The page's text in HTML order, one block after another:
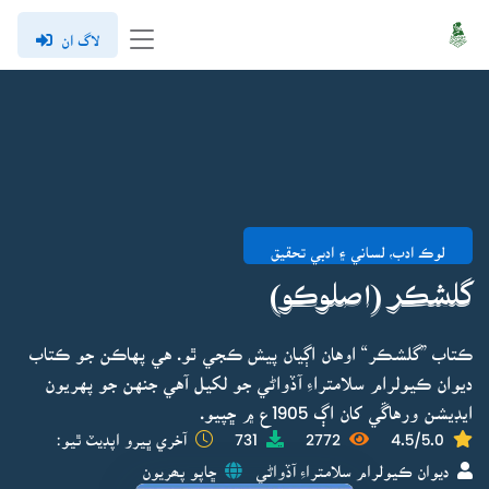
لاگ ان
لوڪ ادب، لساني ۽ ادبي تحقيق
گلشڪر (اصلوڪو)
ڪتاب ”گلشڪر“ اوهان اڳيان پيش ڪجي ٿو. هي پهاڪن جو ڪتاب
ديوان ڪيولرام سلامتراءِ آڏواڻي جو لکيل آهي جنهن جو پهريون
ايڊيشن ورهاڱي کان اڳ 1905ع ۾ ڇپيو.
4.5/5.0
2772
731 آخري ڀيرو اپڊيٽ ٿيو:
ديوان ڪيولرام سلامتراءِ آڏواڻي ڇاپو پھريون